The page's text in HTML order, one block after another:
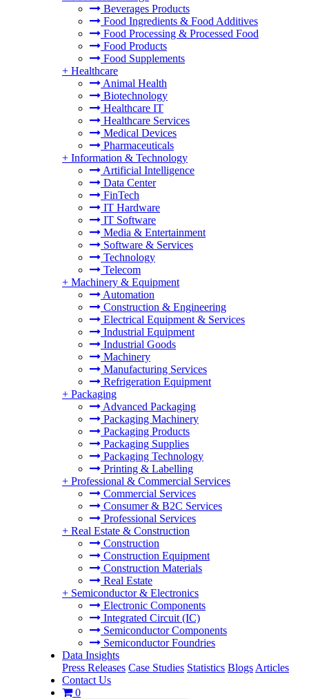
Beverages Products
Food Ingredients & Food Additives
Food Processing & Processed Food
Food Products
Food Supplements
+ Healthcare
Animal Health
Biotechnology
Healthcare IT
Healthcare Services
Medical Devices
Pharmaceuticals
+ Information & Technology
Artificial Intelligence
Data Center
FinTech
IT Hardware
IT Software
Media & Entertainment
Software & Services
Technology
Telecom
+ Machinery & Equipment
Automation
Construction & Engineering
Electrical Equipment & Services
Industrial Equipment
Industrial Goods
Machinery
Manufacturing Services
Refrigeration Equipment
+ Packaging
Advanced Packaging
Packaging Machinery
Packaging Products
Packaging Supplies
Packaging Technology
Printing & Labelling
+ Professional & Commercial Services
Commercial Services
Consumer & B2C Services
Professional Services
+ Real Estate & Construction
Construction
Construction Equipment
Construction Materials
Real Estate
+ Semiconductor & Electronics
Electronic Components
Integrated Circuit (IC)
Semiconductor Components
Semiconductor Foundries
Data Insights
Press Releases Case Studies Statistics Blogs Articles
Contact Us
0